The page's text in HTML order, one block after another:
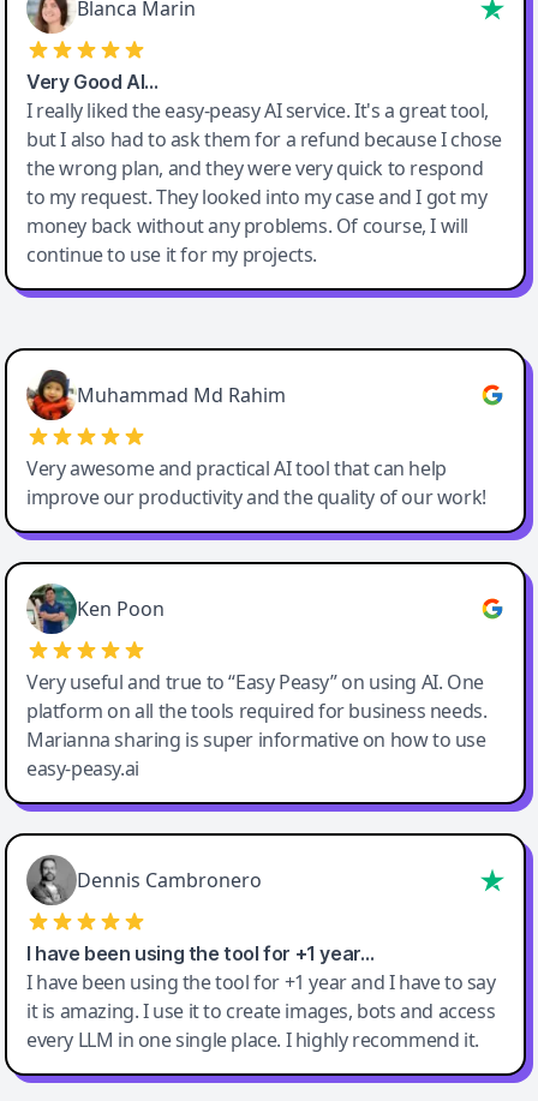
Blanca Marin
Very Good AI…
I really liked the easy-peasy AI service. It's a great tool,
but I also had to ask them for a refund because I chose
the wrong plan, and they were very quick to respond
to my request. They looked into my case and I got my
money back without any problems. Of course, I will
continue to use it for my projects.
Easy-Peasy AI
Muhammad Md Rahim
Very awesome and practical AI tool that can help
improve our productivity and the quality of our work!
Ken Poon
Very useful and true to “Easy Peasy” on using AI. One
platform on all the tools required for business needs.
Marianna sharing is super informative on how to use
easy-peasy.ai
Dennis Cambronero
I have been using the tool for +1 year…
I have been using the tool for +1 year and I have to say
it is amazing. I use it to create images, bots and access
every LLM in one single place. I highly recommend it.